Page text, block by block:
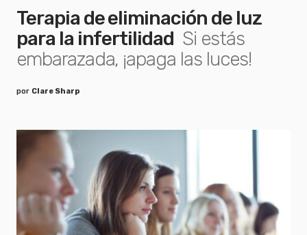
Terapia de eliminación de luz
para la infertilidad Si estás
embarazada, ¡apaga las luces!
por Clare Sharp